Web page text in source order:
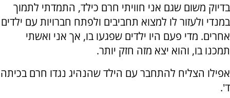
בדיוק משום שגם אני חוויתי חרם כילד, התמדתי לתמוך
במנדי ולעזור לו למצוא תחביבים ולפתח חברויות עם ילדים
אחרים. מדי פעם היו ילדים שפגעו בו, אך אני ואשתי
תמכנו בו, והוא יצא מזה חזק יותר.
אפילו הצליח להתחבר עם הילד שהנהיג נגדו חרם בכיתה
ד'.